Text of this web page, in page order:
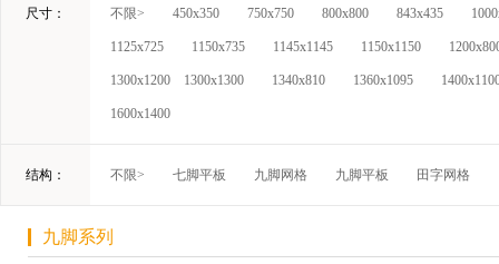
尺寸： 不限> 450x350 750x750 800x800 843x435
1125x725 1150x735 1145x1145 1150x1150
1300x1200 1300x1300 1340x810 1360x1095
1600x1400
结构： 不限> 七脚平板 九脚网格 九脚平板 田字网格
九脚系列